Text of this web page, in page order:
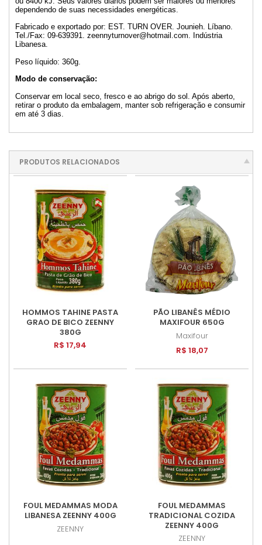
dependendo de suas necessidades energéticas.
Fabricado e exportado por: EST. TURN OVER. Jounieh. Líbano.
Tel./Fax: 09-639391. zeennyturnover@hotmail.com. Indústria
Libanesa.
Peso líquido: 360g.
Modo de conservação:
Conservar em local seco, fresco e ao abrigo do sol. Após aberto,
retirar o produto da embalagem, manter sob refrigeração e consumir
em até 3 dias.
PRODUTOS RELACIONADOS
HOMMOS TAHINE PASTA
GRAO DE BICO ZEENNY
380G
R$ 17,94
PÃO LIBANÊS MÉDIO
MAXIFOUR 650G
Maxifour
R$ 18,07
FOUL MEDAMMAS MODA
LIBANESA ZEENNY 400G
ZEENNY
FOUL MEDAMMAS
TRADICIONAL COZIDA
ZEENNY 400G
ZEENNY